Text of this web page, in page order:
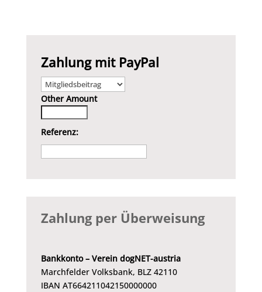
Zahlung mit PayPal
Other Amount
Referenz:
Zahlung per Überweisung
Bankkonto – Verein dogNET-austria
Marchfelder Volksbank, BLZ 42110
IBAN AT664211042150000000